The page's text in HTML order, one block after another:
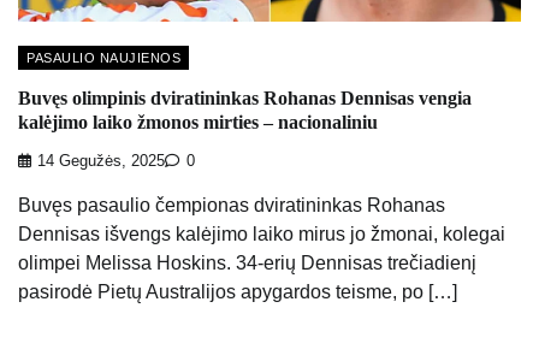
PASAULIO NAUJIENOS
Buvęs olimpinis dviratininkas Rohanas Dennisas vengia
kalėjimo laiko žmonos mirties – nacionaliniu
14 Gegužės, 2025 0
Buvęs pasaulio čempionas dviratininkas Rohanas
Dennisas išvengs kalėjimo laiko mirus jo žmonai, kolegai
olimpei Melissa Hoskins. 34-erių Dennisas trečiadienį
pasirodė Pietų Australijos apygardos teisme, po […]